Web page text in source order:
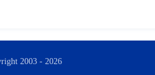
2003 - 2026